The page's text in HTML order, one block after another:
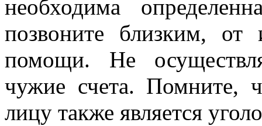
необходима
позвоните близким,
помощи. Не
чужие счета. Помните,
лицу также является